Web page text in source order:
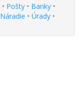
• Pošty • Banky •
Náradie • Úrady •